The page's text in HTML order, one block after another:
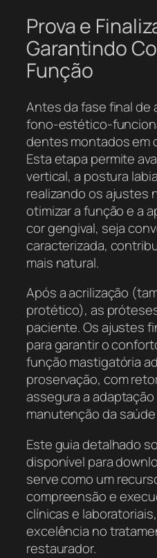
Prova e
Garantindo
Função
Antes da fase final de
fono-estético-
dentes montados em
Esta etapa permite
vertical, a postura
realizando os ajustes
otimizar a função e a
cor gengival, seja
caracterizada,
mais natural.
Após a acrilização
protético), as
paciente. Os ajustes
para garantir o
função mastigatória
proservação, com
assegura a
manutenção da
Este guia detalhado
disponível para
serve como um
compreensão e
clínicas e
excelência no
restaurador.